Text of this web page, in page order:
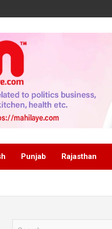
Punjab Rajasthan